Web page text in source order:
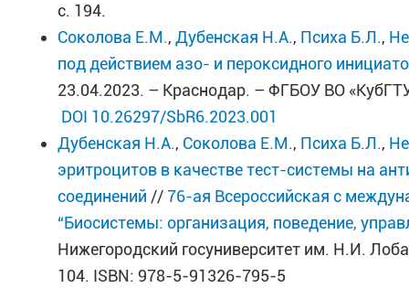
с. 194.
Соколова Е.М., Дубенская Н.А., Психа Б.Л.,
под действием азо- и пероксидного
23.04.2023. – Краснодар. – ФГБОУ ВО
DOI 10.26297/SbR6.2023.001
Дубенская Н.А., Соколова Е.М., Психа Б.Л.,
эритроцитов в качестве тест-системы на
соединений //76-ая Всероссийская с
“Биосистемы: организация, поведение,
Нижегородский госуниверситет им. Н.И.
104. ISBN: 978-5-91326-795-5